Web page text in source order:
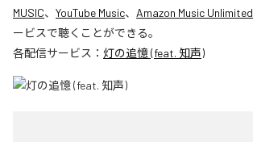
MUSIC、 YouTube Music、 Amazon Music Unlimited
ービスで聴くことができる。
各配信サービス： 灯の追憶 (feat. 知声)